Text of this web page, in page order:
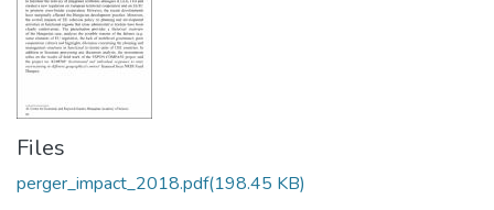
Files
perger_impact_2018.pdf(198.45 KB)